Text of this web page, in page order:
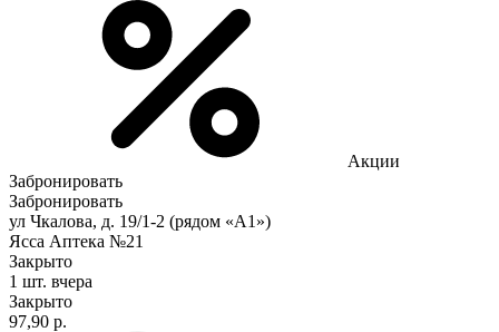
Акции
Забронировать
Забронировать
ул Чкалова, д. 19/1-2 (рядом «А1»)
Ясса Аптека №21
Закрыто
1 шт. вчера
Закрыто
97,90 р.